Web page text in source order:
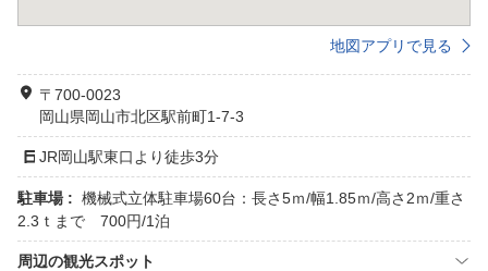
地図アプリで見る
〒700-0023
岡山県岡山市北区駅前町1-7-3
JR岡山駅東口より徒歩3分
駐車場 : 機械式立体駐車場60台：長さ5ｍ/幅1.85ｍ/高さ2ｍ/重さ
2.3ｔまで 700円/1泊
周辺の観光スポット